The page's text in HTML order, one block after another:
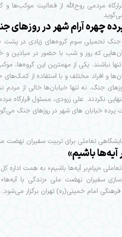
مردمی روح‌الله از فعالیت‌‌
چهره آرام شهر در روزهای
جنگ تحمیلی سوم گروه‌های زیادی در
آن‌هایی که روز و شب با حضور در میادین و
نباشند. یکی از مهمترین این گروه‌ها،
و افراد مختلف و با استفاده از کمک‌های
جنگ، نه تنها خیابان‌ها خالی از
نکردند. علی زرودی، مسئول قرارگاه
پرده خیابان های شهر در روزهای جنگ
تعاملی برای تربیت سفیران نهضت
آیه‌ها باشیم»
تعاملی «پیام‌بر آیه‌ها باشیم» به همت
امام خمینی(ره) تهران برگزار می‌شود.